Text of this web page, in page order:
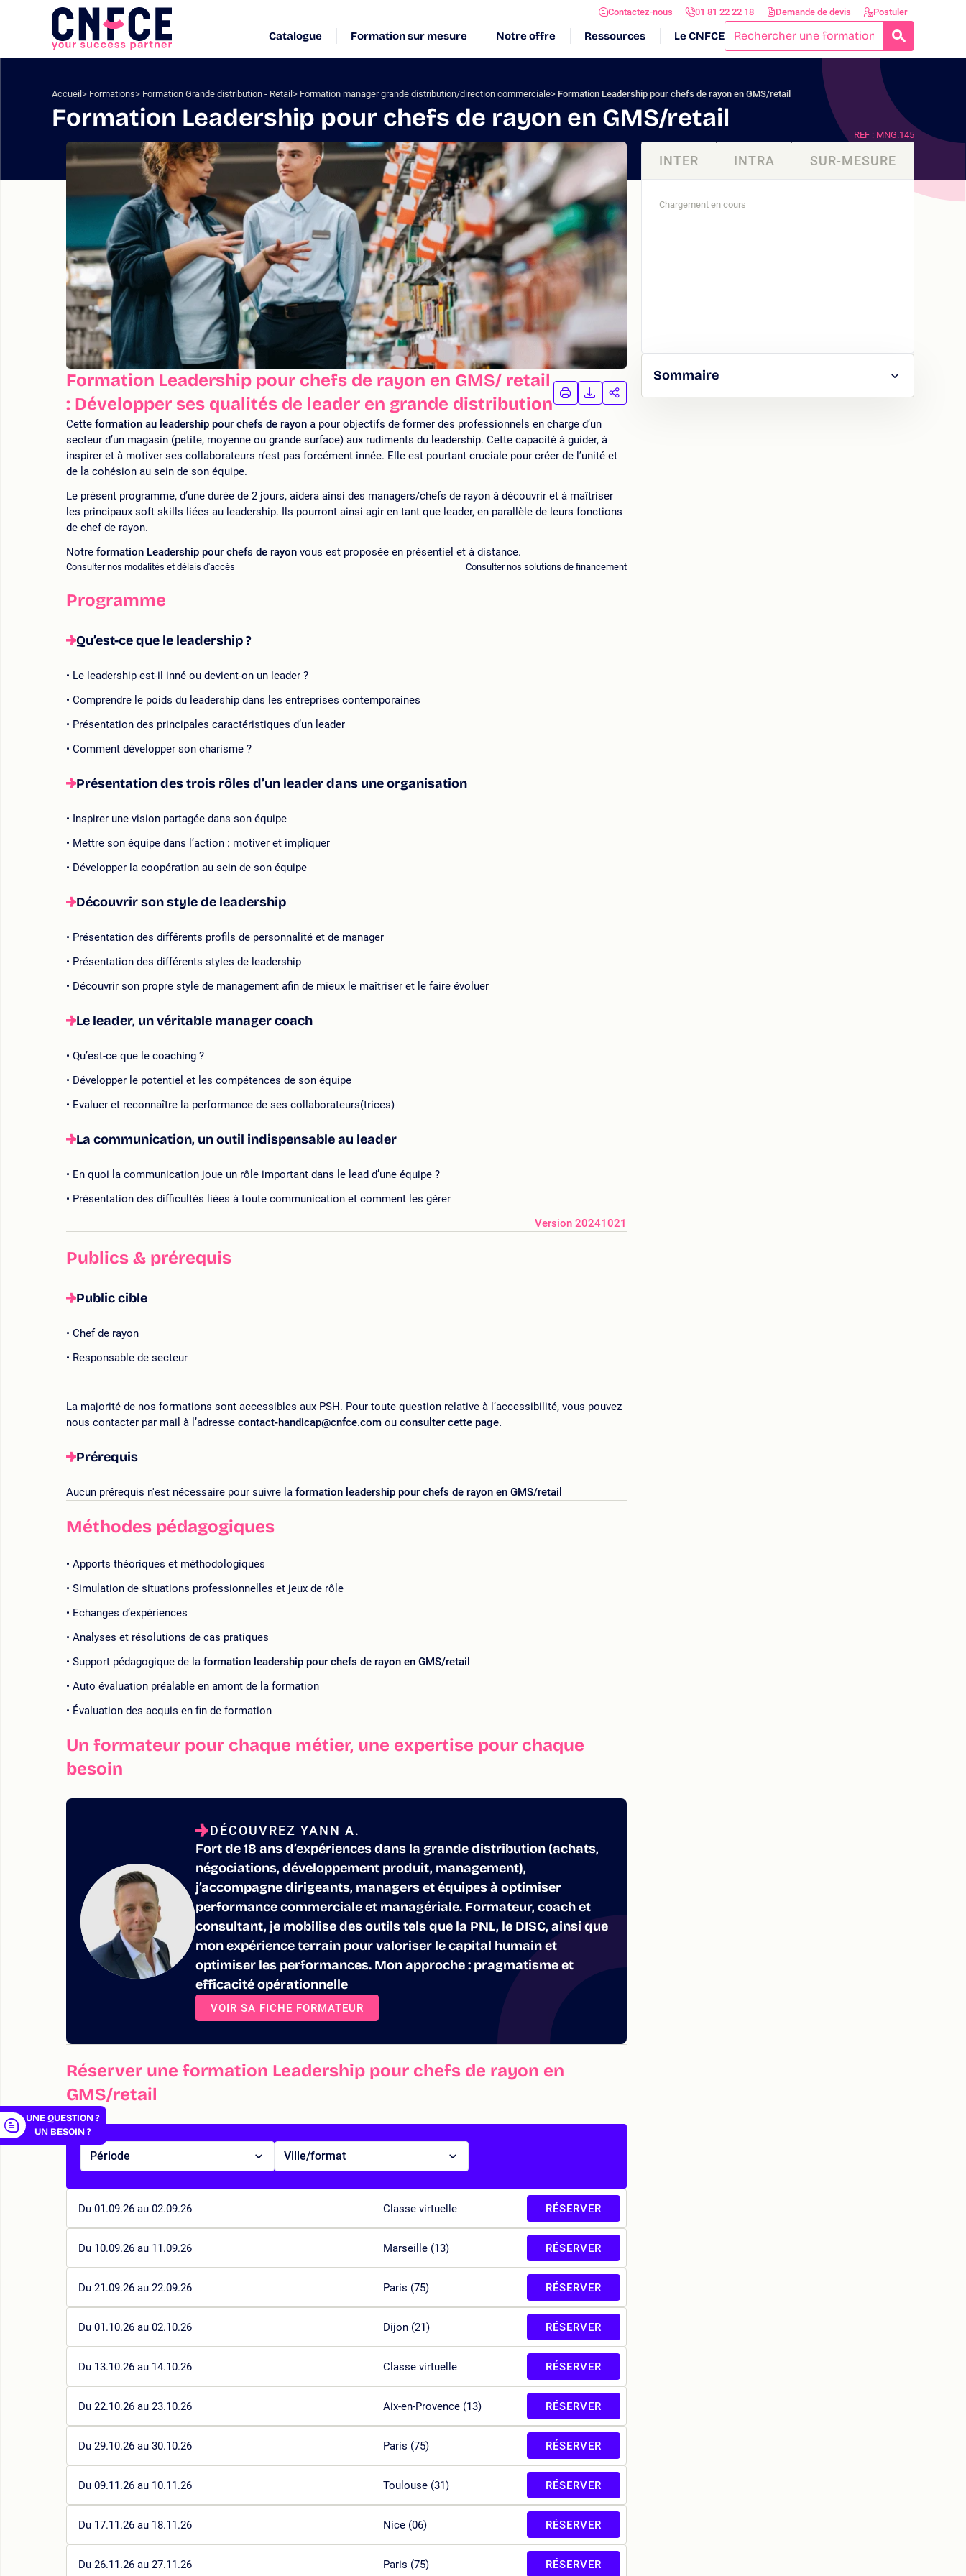
Aller
Logo
site
Contactez-nous 01 81 22 22 18 Demande de devis Postuler
Catalogue Formation sur mesure Notre offre Ressources Le CNFCE
Accueil Formations Formation Grande distribution - Retail Formation manager grande distribution/direction commerciale Formation Leadership pour chefs de rayon en GMS/retail
Formation Leadership pour chefs de rayon en GMS/retail
Formation Leadership pour chefs de rayon en GMS/ retail
: Développer ses qualités de leader en grande distribution
IMPRIMER
LA
FORMATION
TÉLÉCHARGER
LA
FORMATION
PARTAGER
Cette formation au leadership pour chefs de rayon a pour objectifs de former des professionnels en charge d’un
secteur d’un magasin (petite, moyenne ou grande surface) aux rudiments du leadership. Cette capacité à guider, à
inspirer et à motiver ses collaborateurs n’est pas forcément innée. Elle est pourtant cruciale pour créer de l’unité et
de la cohésion au sein de son équipe.
Le présent programme, d’une durée de 2 jours, aidera ainsi des managers/chefs de rayon à découvrir et à maîtriser
les principaux soft skills liées au leadership. Ils pourront ainsi agir en tant que leader, en parallèle de leurs fonctions
de chef de rayon.
Notre formation Leadership pour chefs de rayon vous est proposée en présentiel et à distance.
Consulter nos modalités et délais d'accès Consulter nos solutions de financement
Programme
Qu’est-ce que le leadership ?
Le leadership est-il inné ou devient-on un leader ?
Comprendre le poids du leadership dans les entreprises contemporaines
Présentation des principales caractéristiques d’un leader
Comment développer son charisme ?
Présentation des trois rôles d’un leader dans une organisation
Inspirer une vision partagée dans son équipe
Mettre son équipe dans l’action : motiver et impliquer
Développer la coopération au sein de son équipe
Découvrir son style de leadership
Présentation des différents profils de personnalité et de manager
Présentation des différents styles de leadership
Découvrir son propre style de management afin de mieux le maîtriser et le faire évoluer
Le leader, un véritable manager coach
Qu’est-ce que le coaching ?
Développer le potentiel et les compétences de son équipe
Evaluer et reconnaître la performance de ses collaborateurs(trices)
La communication, un outil indispensable au leader
En quoi la communication joue un rôle important dans le lead d’une équipe ?
Présentation des difficultés liées à toute communication et comment les gérer
Version 20241021
Publics & prérequis
Public cible
Chef de rayon
Responsable de secteur
La majorité de nos formations sont accessibles aux PSH. Pour toute question relative à l’accessibilité, vous pouvez
nous contacter par mail à l’adresse contact-handicap@cnfce.com ou consulter cette page.
Prérequis
Aucun prérequis n'est nécessaire pour suivre la formation leadership pour chefs de rayon en GMS/retail
Méthodes pédagogiques
Apports théoriques et méthodologiques
Simulation de situations professionnelles et jeux de rôle
Echanges d’expériences
Analyses et résolutions de cas pratiques
Support pédagogique de la formation leadership pour chefs de rayon en GMS/retail
Auto évaluation préalable en amont de la formation
Évaluation des acquis en fin de formation
Un formateur pour chaque métier, une expertise pour chaque
besoin
DÉCOUVREZ YANN A.
Fort de 18 ans d’expériences dans la grande distribution (achats,
négociations, développement produit, management),
j’accompagne dirigeants, managers et équipes à optimiser
performance commerciale et managériale. Formateur, coach et
consultant, je mobilise des outils tels que la PNL, le DISC, ainsi que
mon expérience terrain pour valoriser le capital humain et
optimiser les performances. Mon approche : pragmatisme et
efficacité opérationnelle
VOIR SA FICHE FORMATEUR
Réserver une formation Leadership pour chefs de rayon en
GMS/retail
Période Ville/format
Du 01.09.26 au 02.09.26 Classe virtuelle RÉSERVER
Du 10.09.26 au 11.09.26 Marseille (13) RÉSERVER
Du 21.09.26 au 22.09.26 Paris (75) RÉSERVER
Du 01.10.26 au 02.10.26 Dijon (21) RÉSERVER
Du 13.10.26 au 14.10.26 Classe virtuelle RÉSERVER
Du 22.10.26 au 23.10.26 Aix-en-Provence (13) RÉSERVER
Du 29.10.26 au 30.10.26 Paris (75) RÉSERVER
Du 09.11.26 au 10.11.26 Toulouse (31) RÉSERVER
Du 17.11.26 au 18.11.26 Nice (06) RÉSERVER
Du 26.11.26 au 27.11.26 Paris (75) RÉSERVER
REF : MNG.145
INTER INTRA SUR-MESURE
Sommaire
UNE QUESTION ?
UN BESOIN ?